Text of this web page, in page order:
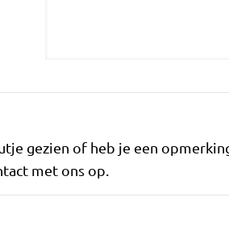
gezien of heb je een
met ons op.